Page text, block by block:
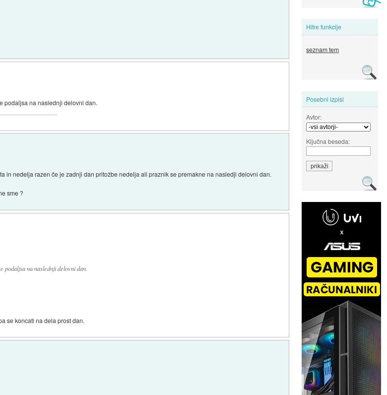
Hitre funkcije
seznam tem
Posebni izpisi
Avtor:
Ključna beseda:
podaljsa na naslednji delovni dan.
in nedelja razen če je zadnji dan pritožbe nedelja ali praznik se premakne na nasledji delovni dan.
sme ?
podaljsa na naslednji delovni dan.
se koncati na dela prost dan.